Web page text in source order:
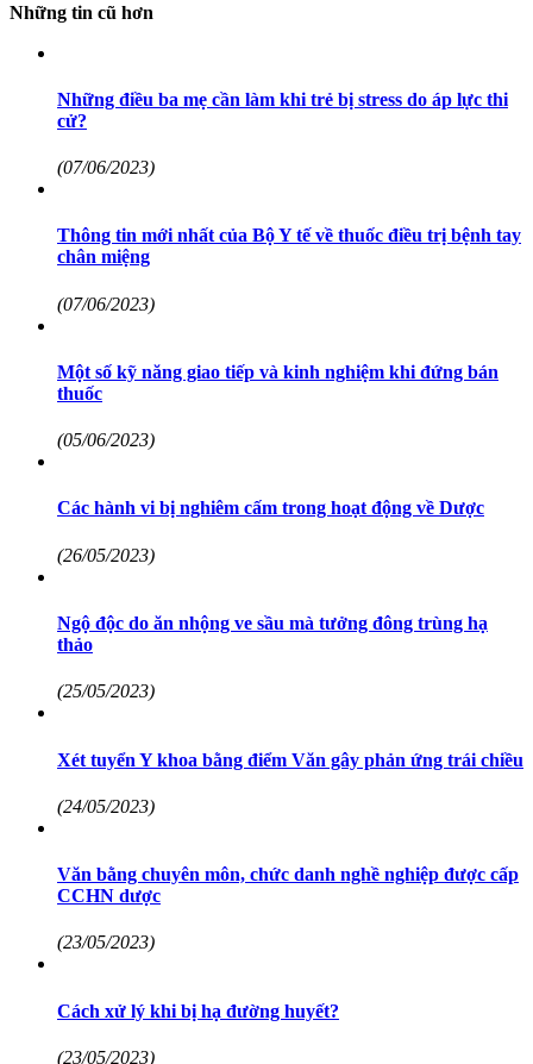
Những tin cũ hơn
Những điều ba mẹ cần làm khi trẻ bị stress do áp lực thi
cử?
(07/06/2023)
Thông tin mới nhất của Bộ Y tế về thuốc điều trị bệnh tay
chân miệng
(07/06/2023)
Một số kỹ năng giao tiếp và kinh nghiệm khi đứng bán
thuốc
(05/06/2023)
Các hành vi bị nghiêm cấm trong hoạt động về Dược
(26/05/2023)
Ngộ độc do ăn nhộng ve sầu mà tưởng đông trùng hạ
thảo
(25/05/2023)
Xét tuyển Y khoa bằng điểm Văn gây phản ứng trái chiều
(24/05/2023)
Văn bằng chuyên môn, chức danh nghề nghiệp được cấp
CCHN dược
(23/05/2023)
Cách xử lý khi bị hạ đường huyết?
(23/05/2023)